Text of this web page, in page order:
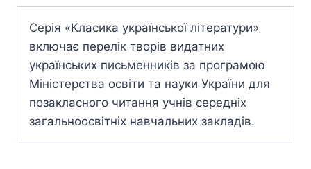
Серія «Класика української літератури»
включає перелік творів видатних
українських письменників за програмою
Міністерства освіти та науки України для
позакласного читання учнів середніх
загальноосвітніх навчальних закладів.